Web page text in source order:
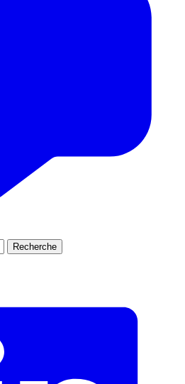
Recherche